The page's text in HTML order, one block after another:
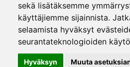
sekä lisätäksemme
käyttäjiemme sijainnista.
selaamista hyväksyt
seurantateknologioiden
Hyväksyn Muuta